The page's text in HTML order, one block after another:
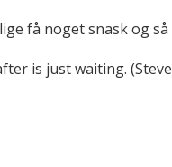
få noget snask og så
is just waiting.